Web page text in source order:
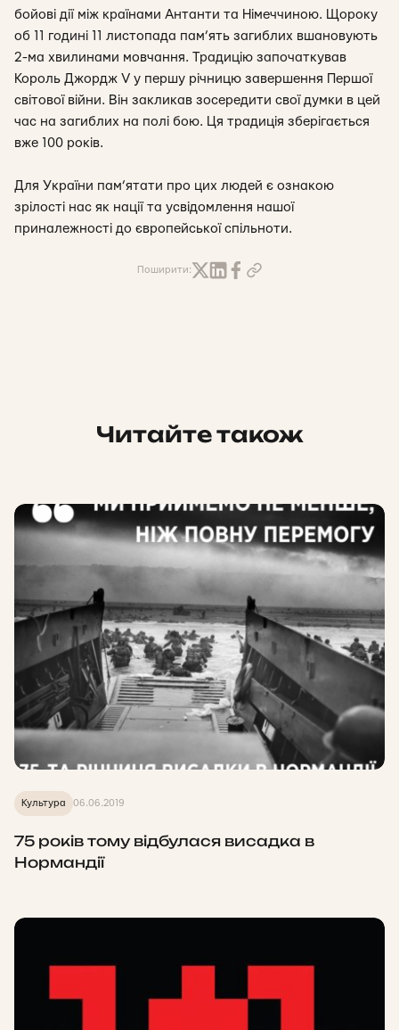
бойові дії між країнами Антанти та Німеччиною. Щороку
об 11 годині 11 листопада пам’ять загиблих вшановують
2-ма хвилинами мовчання. Традицію започаткував
Король Джордж V у першу річницю завершення Першої
світової війни. Він закликав зосередити свої думки в цей
час на загиблих на полі бою. Ця традиція зберігається
вже 100 років.
Для України пам’ятати про цих людей є ознакою
зрілості нас як нації та усвідомлення нашої
приналежності до європейської спільноти.
Поширити:
Читайте також
Культура 06.06.2019
75 років тому відбулася висадка в
Нормандії